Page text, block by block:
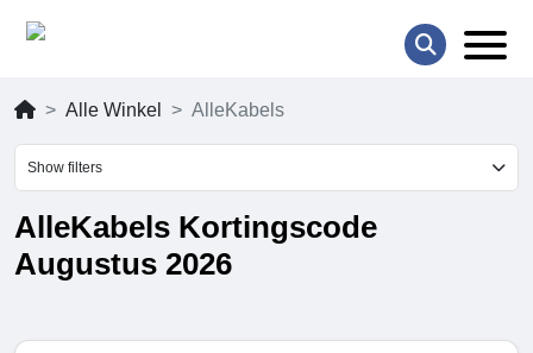
Alle Winkel AlleKabels
Show filters
AlleKabels Kortingscode
Augustus 2026